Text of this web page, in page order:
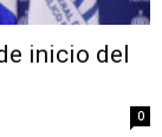
inicio del
0